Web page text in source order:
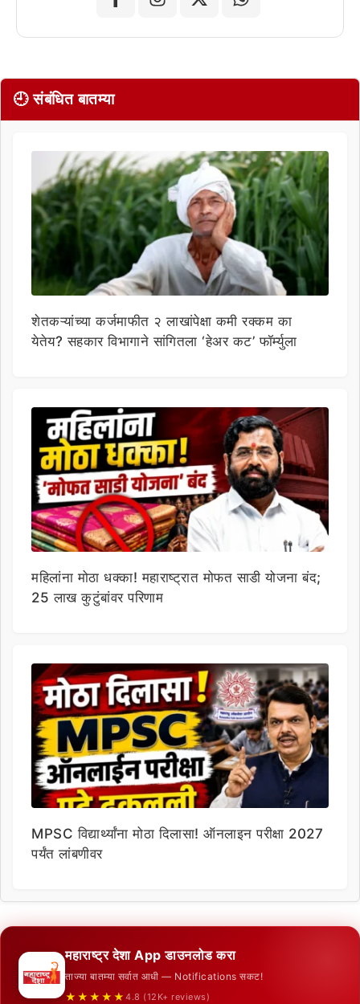
🕘 संबंधित बातम्या
शेतकऱ्यांच्या कर्जमाफीत २ लाखांपेक्षा कमी रक्कम का
येतेय? सहकार विभागाने सांगितला ‘हेअर कट’ फॉर्म्युला
महिलांना मोठा धक्का! महाराष्ट्रात मोफत साडी योजना बंद;
25 लाख कुटुंबांवर परिणाम
MPSC विद्यार्थ्यांना मोठा दिलासा! ऑनलाइन परीक्षा 2027
पर्यंत लांबणीवर
महाराष्ट्र देशा App डाउनलोड करा
ताज्या बातम्या सर्वात आधी — Notifications सकट!
★★★★★ 4.8 (12K+ reviews)